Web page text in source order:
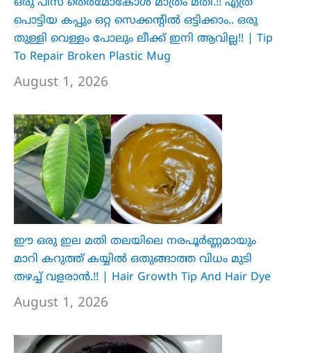
ഒരു പീസ് തെർമോകോൾ മാത്രം മതി.!! എത്ര
പൊട്ടിയ കപ്പും ഒറ്റ സെക്കന്റിൽ ഒട്ടിക്കാം.. ഒരു
തുള്ളി വെള്ളം പോലും ലീക്ക് ഇനി ആവില്ല!! | Tip
To Repair Broken Plastic Mug
August 1, 2026
ഈ ഒരു ഇല മതി തലയിലെ നരപൂർണ്ണമായും
മാറി കറുത്ത് കയ്യിൽ ഒതുങ്ങാത്ത വിധം മുടി
തഴച്ച് വളരാൻ.!! | Hair Growth Tip And Hair Dye
August 1, 2026